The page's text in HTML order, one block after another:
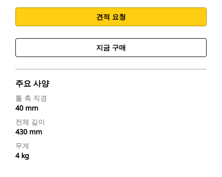
견적 요청
지금 구매
주요 사양
툴 축 직경
40 mm
전체 길이
430 mm
무게
4 kg